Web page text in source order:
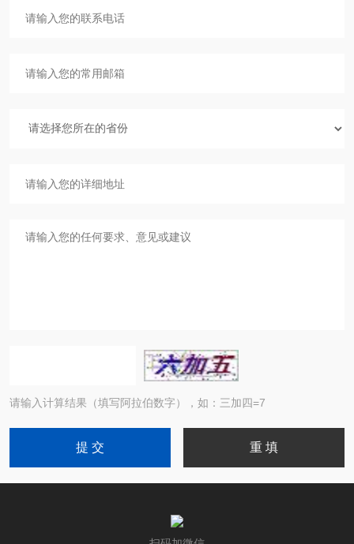
请输入计算结果（填写阿拉伯数字），如：三加四=7